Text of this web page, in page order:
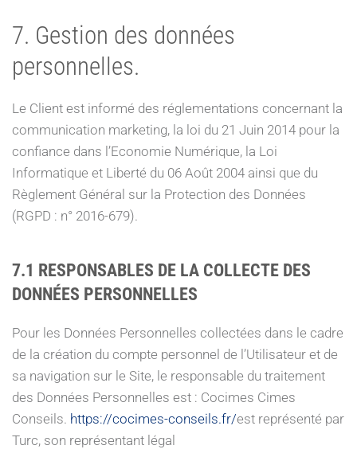
7. Gestion des données
personnelles.
Le Client est informé des réglementations concernant la
communication marketing, la loi du 21 Juin 2014 pour la
confiance dans l’Economie Numérique, la Loi
Informatique et Liberté du 06 Août 2004 ainsi que du
Règlement Général sur la Protection des Données
(RGPD : n° 2016-679).
7.1 RESPONSABLES DE LA COLLECTE DES
DONNÉES PERSONNELLES
Pour les Données Personnelles collectées dans le cadre
de la création du compte personnel de l’Utilisateur et de
sa navigation sur le Site, le responsable du traitement
des Données Personnelles est : Cocimes Cimes
Conseils. https://cocimes-conseils.fr/est représenté par
Turc, son représentant légal